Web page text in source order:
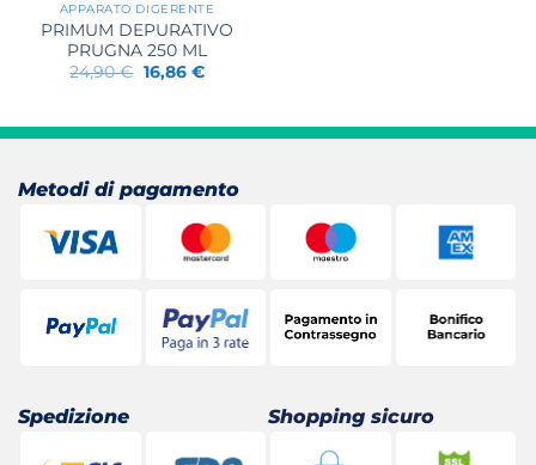
APPARATO DIGERENTE
PRIMUM DEPURATIVO
PRUGNA 250 ML
24,90€ Il
prezzo
24,90 €.
16,86 €Il
16,86 €.
Metodi di pagamento
Spedizione Shopping sicuro